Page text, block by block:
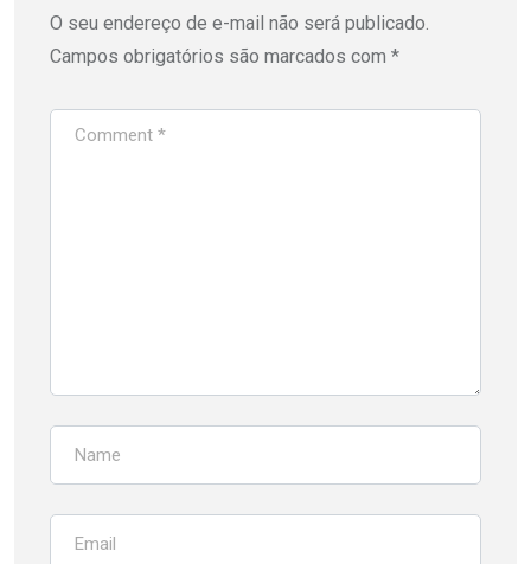
O seu endereço de e-mail não será publicado.
Campos obrigatórios são marcados com *